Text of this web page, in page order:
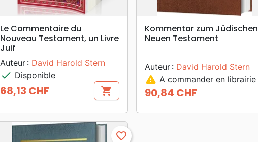
search APERÇU RAPIDE
Le Commentaire du
Nouveau Testament, un Livre
Juif
Auteur : David Harold Stern
check Disponible
Prix
68,13 CHF shopping_cart
search APERÇU RAPIDE
Kommentar zum Jüdischen
Neuen Testament
Auteur : David Harold Stern
warning A commander en librairie
Prix
90,84 CHF
favorite_border